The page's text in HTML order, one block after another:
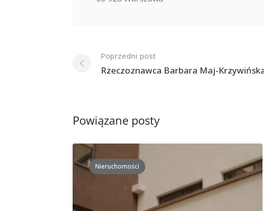
Nawigacja
po
Poprzedni post
Rzeczoznawca Barbara Maj-
Powiązane posty
Nieruchomości